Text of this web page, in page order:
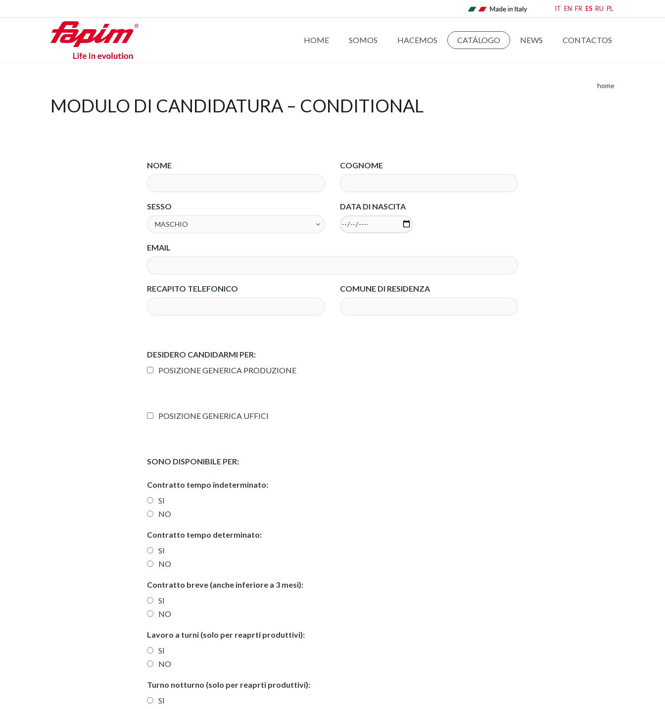
IT EN FR ES RU PL
HOME SOMOS HACEMOS CATÁLOGO NEWS CONTACTOS
MODULO DI CANDIDATURA – CONDITIONAL
home
NOME COGNOME
SESSO DATA DI NASCITA
EMAIL
RECAPITO TELEFONICO COMUNE DI RESIDENZA
DESIDERO CANDIDARMI PER:
POSIZIONE GENERICA PRODUZIONE
POSIZIONE GENERICA UFFICI
SONO DISPONIBILE PER:
Contratto tempo indeterminato:
SI
NO
Contratto tempo determinato:
SI
NO
Contratto breve (anche inferiore a 3 mesi):
SI
NO
Lavoro a turni (solo per reaprti produttivi):
SI
NO
Turno notturno (solo per reaprti produttivi):
SI